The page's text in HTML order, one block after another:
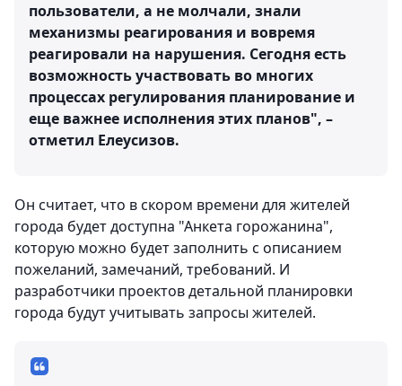
пользователи, а не молчали, знали
механизмы реагирования и вовремя
реагировали на нарушения. Сегодня есть
возможность участвовать во многих
процессах регулирования планирование и
еще важнее исполнения этих планов", –
отметил Елеусизов.
Он считает, что в скором времени для жителей
города будет доступна "Анкета горожанина",
которую можно будет заполнить с описанием
пожеланий, замечаний, требований. И
разработчики проектов детальной планировки
города будут учитывать запросы жителей.